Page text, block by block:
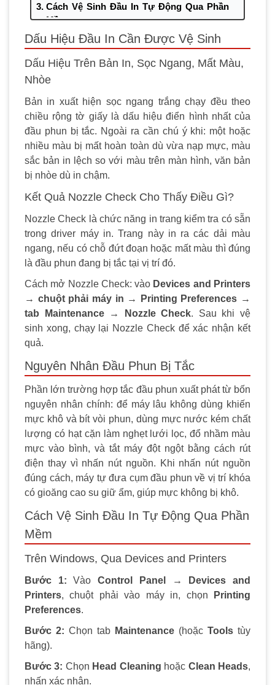
Cách Vệ Sinh Đầu In Tự Động Qua Phần
Mềm
Trên Windows, Qua Devices and
Printers
Trên macOS, Qua System
Cách Vệ Sinh Đầu In Thủ Công Bằng Cồn
Isopropyl
Dụng Cụ Cần Chuẩn Bị
Các Bước Thực Hiện Từng Bước An
Toàn
Những Điều Tuyệt Đối Không Làm Khi
Tần Suất Vệ Sinh Đầu In Khuyến Nghị
Theo Mức Độ Sử Dụng
Phòng Tắc Đầu Phun Lâu Dài, Thói Quen
Giúp Máy Bền
Luôn Tắt Máy Đúng Cách, Không Rút
Điện Đột Ngột
Dùng Mực Chính Hãng Và Bảo Quản
Mực Đúng Cách
Khi Nào Cần Thay Đầu In Thay Vì Vệ Sinh?
Dấu Hiệu Đầu In Cần Được Vệ Sinh
Dấu Hiệu Trên Bản In, Sọc Ngang, Mất Màu,
Nhòe
Bản in xuất hiện sọc ngang trắng chạy đều theo
chiều rộng tờ giấy là dấu hiệu điển hình nhất của
đầu phun bị tắc. Ngoài ra cần chú ý khi: một hoặc
nhiều màu bị mất hoàn toàn dù vừa nạp mực, màu
sắc bản in lệch so với màu trên màn hình, văn bản
bị nhòe dù in chậm.
Kết Quả Nozzle Check Cho Thấy Điều Gì?
Nozzle Check là chức năng in trang kiểm tra có sẵn
trong driver máy in. Trang này in ra các dải màu
ngang, nếu có chỗ đứt đoạn hoặc mất màu thì đúng
là đầu phun đang bị tắc tại vị trí đó.
Cách mở Nozzle Check: vào Devices and Printers
→ chuột phải máy in → Printing Preferences →
tab Maintenance → Nozzle Check. Sau khi vệ
sinh xong, chạy lại Nozzle Check để xác nhận kết
quả.
Nguyên Nhân Đầu Phun Bị Tắc
Phần lớn trường hợp tắc đầu phun xuất phát từ bốn
nguyên nhân chính: để máy lâu không dùng khiến
mực khô và bít vòi phun, dùng mực nước kém chất
lượng có hạt cặn làm nghẹt lưới lọc, đổ nhầm màu
mực vào bình, và tắt máy đột ngột bằng cách rút
điện thay vì nhấn nút nguồn. Khi nhấn nút nguồn
đúng cách, máy tự đưa cụm đầu phun về vị trí khóa
có gioăng cao su giữ ẩm, giúp mực không bị khô.
Cách Vệ Sinh Đầu In Tự Động Qua Phần
Mềm
Trên Windows, Qua Devices and Printers
Bước 1: VàoControl Panel → Devices and
Printers, chuột phải vào máy in, chọn
Printing
Preferences.
Bước 2: Chọn tab Maintenance (hoặc Tools tùy
hãng).
Bước 3: Chọn Head Cleaning hoặc Clean Heads,
nhấn xác nhận.